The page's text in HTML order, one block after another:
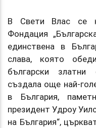
В Свети Влас се
Фондация
единствена в
слава, която
български
създала още най-
в България,
президент Удроу
на България“,